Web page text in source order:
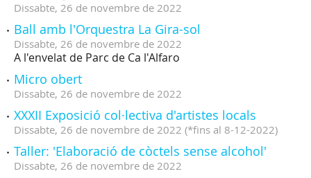
Dissabte, 26 de novembre de 2022
Ball amb l'Orquestra La Gira-sol
Dissabte, 26 de novembre de 2022
A l'envelat de Parc de Ca l'Alfaro
Micro obert
Dissabte, 26 de novembre de 2022
XXXII Exposició col·lectiva d'artistes locals
Dissabte, 26 de novembre de 2022 (*fins al 8-12-2022)
Taller: 'Elaboració de còctels sense alcohol'
Dissabte, 26 de novembre de 2022